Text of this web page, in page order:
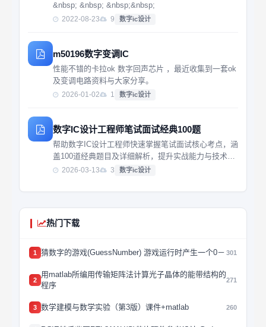
&nbsp; &nbsp; &nbsp;&nbsp;
2022-08-23 9 数字ic设计
m50196数字变调IC
性能不错的卡拉ok 数字回声芯片 ，最近收集到一套ok
及变调电路资料与大家分享。
2026-01-02 1 数字ic设计
数字IC设计工程师笔试面试经典100题
帮助数字IC设计工程师快速掌握笔试面试核心考点，涵
盖100道经典题目及详细解析，提升实战能力与技术理
解深度。
2026-03-13 3 数字ic设计
热门下载
1 猜数字的游戏(GuessNumber) 游戏运行时产生一个0－ 301
2
用matlab所编用传输矩阵法计算光子晶体的能带结构的
程序
271
3 数学建模与数学实验（第3版）课件+matlab 260